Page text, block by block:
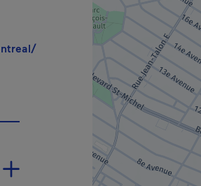
- Cet hyperlien s'ouvrira dans